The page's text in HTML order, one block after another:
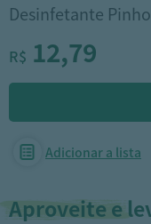
Desinfetante
R$ 12,79
Adicionar a lista
Aproveite e